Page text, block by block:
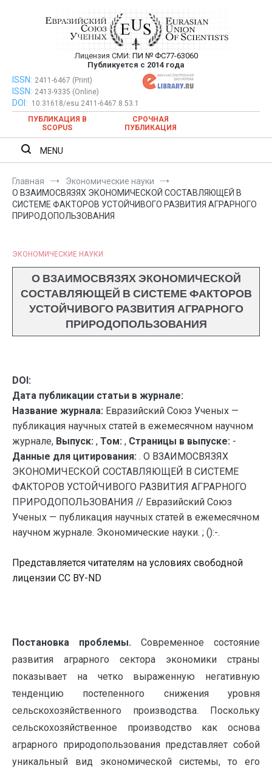
Евразийский Союз Ученых —
публикация научных статей в
ежемесячном научном журнале
Лицензия СМИ: ПИ № ФС77-63060
Публикуется с 2014 года
Евразийский Союз Ученых — публикация научных статей в
ежемесячном научном журнале
ISSN: 2411-6467 (Print)
ISSN: 2413-9335 (Online)
DOI:
10.31618/esu.2411-6467.8.53.1
ПУБЛИКАЦИЯ В
SCOPUS
СРОЧНАЯ
ПУБЛИКАЦИЯ
MENU
Главная
Экономические науки
О ВЗАИМОСВЯЗЯХ ЭКОНОМИЧЕСКОЙ СОСТАВЛЯЮЩЕЙ В
СИСТЕМЕ ФАКТОРОВ УСТОЙЧИВОГО РАЗВИТИЯ АГРАРНОГО
ПРИРОДОПОЛЬЗОВАНИЯ
ЭКОНОМИЧЕСКИЕ НАУКИ
О ВЗАИМОСВЯЗЯХ ЭКОНОМИЧЕСКОЙ
СОСТАВЛЯЮЩЕЙ В СИСТЕМЕ ФАКТОРОВ
УСТОЙЧИВОГО РАЗВИТИЯ АГРАРНОГО
ПРИРОДОПОЛЬЗОВАНИЯ
DOI:
Дата публикации статьи в журнале:
Название журнала: Евразийский Союз Ученых —
публикация научных статей в ежемесячном научном
журнале, Выпуск: , Том: , Страницы в выпуске: -
Данные для цитирования: . О ВЗАИМОСВЯЗЯХ
ЭКОНОМИЧЕСКОЙ СОСТАВЛЯЮЩЕЙ В СИСТЕМЕ
ФАКТОРОВ УСТОЙЧИВОГО РАЗВИТИЯ АГРАРНОГО
ПРИРОДОПОЛЬЗОВАНИЯ // Евразийский Союз
Ученых — публикация научных статей в ежемесячном
научном журнале. Экономические науки. ; ():-.
Представляется читателям на условиях свободной
лицензии CC BY-ND
Постановка проблемы. Современное состояние
развития аграрного сектора экономики страны
показывает на четко выраженную негативную
тенденцию постепенного снижения уровня
сельскохозяйственного производства. Поскольку
сельскохозяйственное производство как основа
аграрного природопользования представляет собой
уникальный вид экономической системы, то его